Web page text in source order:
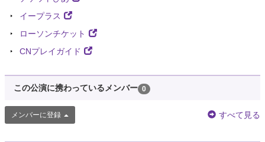
イープラス
ローソンチケット
CNプレイガイド
この公演に携わっているメンバー 0
メンバーに登録 すべて見る